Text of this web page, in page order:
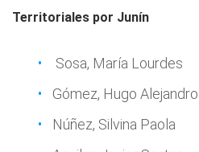
Territoriales por Junín
Sosa, María Lourdes
Gómez, Hugo Alejandro
Núñez, Silvina Paola